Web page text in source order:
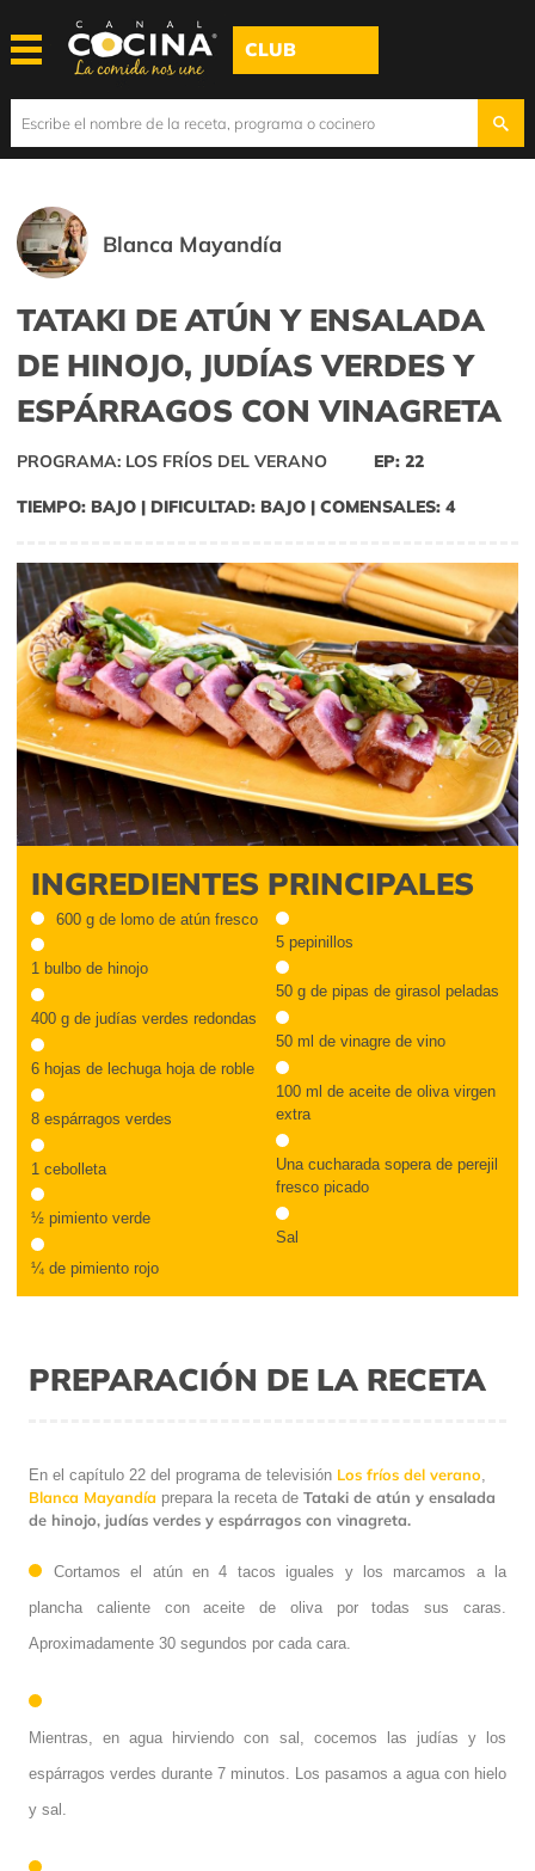
CLUB
Blanca Mayandía
TATAKI DE ATÚN Y ENSALADA
DE HINOJO, JUDÍAS VERDES Y
ESPÁRRAGOS CON VINAGRETA
PROGRAMA: LOS FRÍOS DEL VERANO EP: 22
TIEMPO: BAJO | DIFICULTAD: BAJO | COMENSALES: 4
INGREDIENTES PRINCIPALES
600 g de lomo de atún fresco
1 bulbo de hinojo
400 g de judías verdes redondas
6 hojas de lechuga hoja de roble
8 espárragos verdes
1 cebolleta
½ pimiento verde
¼ de pimiento rojo
5 pepinillos
50 g de pipas de girasol peladas
50 ml de vinagre de vino
100 ml de aceite de oliva virgen
extra
Una cucharada sopera de perejil
fresco picado
Sal
PREPARACIÓN DE LA RECETA
En el capítulo 22 del programa de televisión Los fríos del verano,
Blanca Mayandía prepara la receta de Tataki de atún y ensalada
de hinojo, judías verdes y espárragos con vinagreta.
Cortamos el atún en 4 tacos iguales y los marcamos a la
plancha caliente con aceite de oliva por todas sus caras.
Aproximadamente 30 segundos por cada cara.
Mientras, en agua hirviendo con sal, cocemos las judías y los
espárragos verdes durante 7 minutos. Los pasamos a agua con hielo
y sal.